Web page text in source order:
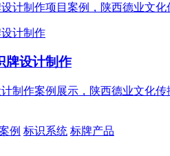
计制作项目案例，陕西德业文
牌设计制作
制作案例展示，陕西德业文化
例 标识系统 标牌产品